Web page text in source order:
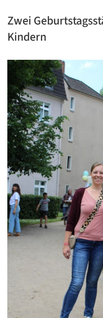
Zwei
Kindern